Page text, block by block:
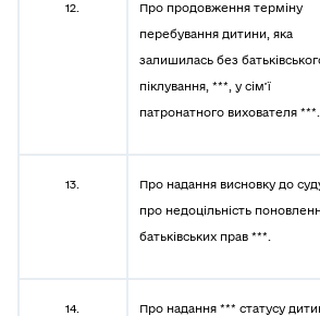
12.
Про продовження терміну
перебування дитини, яка
залишилась без
піклування, ***, у сім’ї
патронатного вихователя ***.
13.
Про надання висновку до
про недоцільність
батьківських прав ***.
14.
Про надання *** статусу